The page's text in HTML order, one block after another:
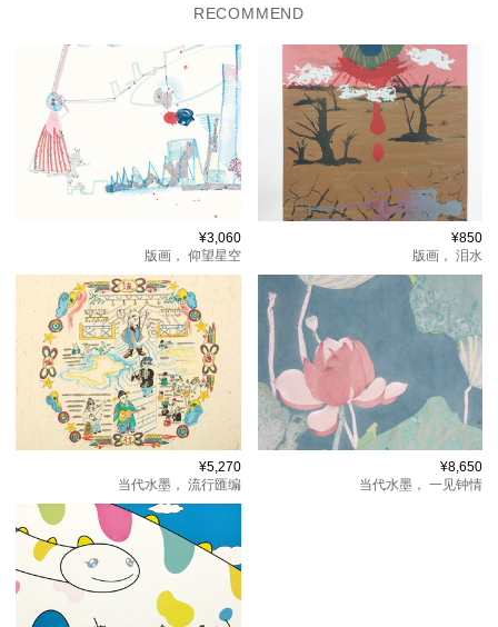
RECOMMEND
¥3,060
版画， 仰望星空
¥850
版画， 泪水
¥5,270
当代水墨， 流行匯编
¥8,650
当代水墨， 一见钟情